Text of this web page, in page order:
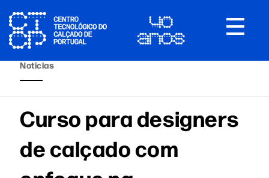
Toggle
Notícias
Curso para designers
de calçado com